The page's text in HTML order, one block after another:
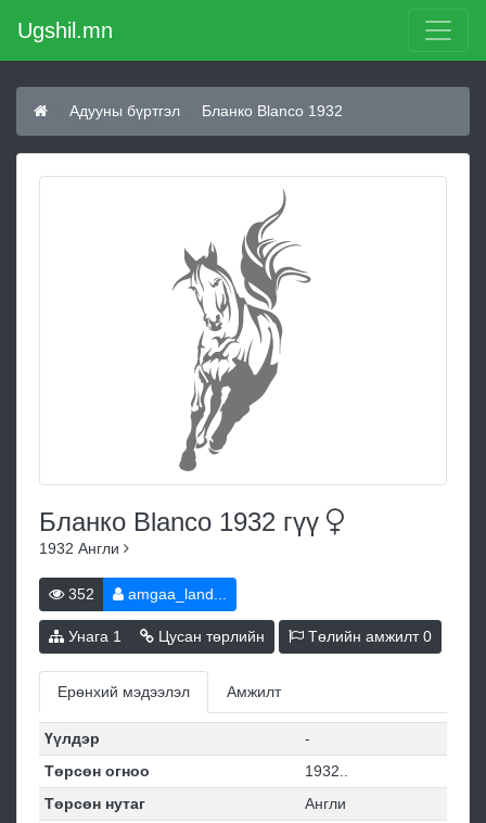
Ugshil.mn
Адууны бүртгэл Бланко Blanco 1932
Бланко Blanco 1932 гүү
1932 Англи
352 amgaa_land...
Унага 1 Цусан төрлийн Төлийн амжилт0
Ерөнхий мэдээлэл Амжилт
Үүлдэр
-
Төрсөн огноо
1932..
Төрсөн нутаг
Англи